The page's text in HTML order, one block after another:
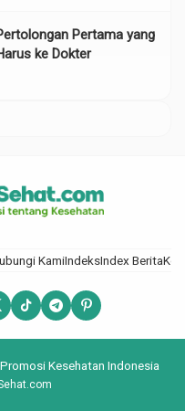
Pertama yang
ke Dokter
KamiIndeksIndex Berita
Kesehatan Indonesia